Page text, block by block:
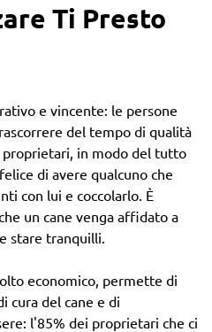
Ti Presto
e vincente: le persone
del tempo di qualità
in modo del tutto
di avere qualcuno che
con lui e coccolarlo. È
un cane venga affidato a
stare tranquilli.
economico, permette di
cura del cane e di
l'85% dei proprietari che ci